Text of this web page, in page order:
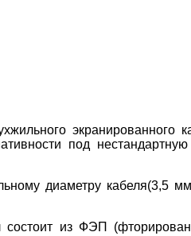
экранированного
под
диаметру кабеля(3,5
из ФЭП